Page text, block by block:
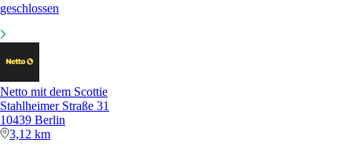
geschlossen
Netto mit dem Scottie
Stahlheimer Straße 31
10439 Berlin
3,12 km